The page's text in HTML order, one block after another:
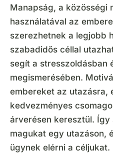
Manapság, a közösségi
használatával az
szerezhetnek a legjobb
szabadidős céllal
segít a stresszoldásban
megismerésében.
embereket az utazásra,
kedvezményes
árverésen keresztül.
magukat egy utazáson,
ügynek elérni a céljukat.